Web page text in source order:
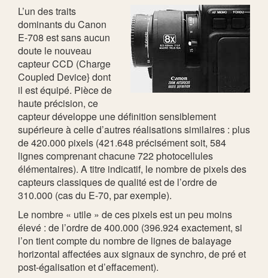
L’un des traits
dominants du Canon
E-708 est sans aucun
doute le nouveau
capteur CCD (Charge
Coupled Device} dont
il est équipé. Pièce de
haute précision, ce
capteur développe une définition sensiblement
supérieure à celle d’autres réalisations similaires : plus
de 420.000 pixels (421.648 précisément soit, 584
lignes comprenant chacune 722 photocellules
élémentaires). A titre indicatif, le nombre de pixels des
capteurs classiques de qualité est de l’ordre de
310.000 (cas du E-70, par exemple).
Le nombre « utile » de ces pixels est un peu moins
élevé : de l’ordre de 400.000 (396.924 exactement, si
l’on tient compte du nombre de lignes de balayage
horizontal affectées aux signaux de synchro, de pré et
post-égalisation et d’effacement).